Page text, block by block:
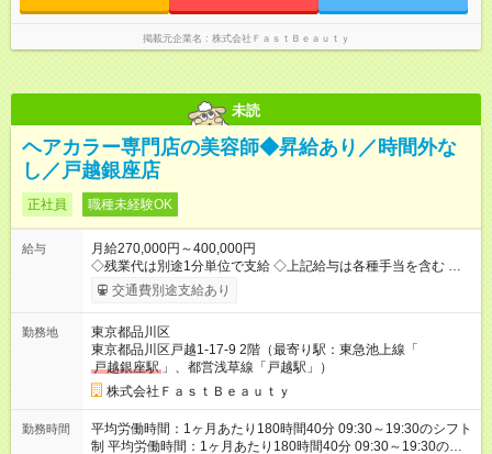
掲載元企業名 株式会社ＦａｓｔＢｅａｕｔｙ
未読
ヘアカラー専門店の美容師◆昇給あり／時間外な
し／戸越銀座店
正社員 職種未経験OK
給与
月給270,000円～400,000円
◇残業代は別途1分単位で支給 ◇上記給与は各種手当を含む ◇毎
月インセンティブポイント付与 ・店舗売上や入客人数などに応
じてインセンティブポイントを付与 ・ポイントは6ヶ月に一度引
長手当（月30，000円～）あり 研修期間6ヶ月間は以下給与のみ
変更あり 月給242，700円 ※給与に関しては2025年度の最低賃
金を反映済み ※各都道府県の施行月より適応、入社時期によっ
ては変動の可能性あり 詳細は、採用担当へお問い合わせくださ
い 【試用期間】試用期間なし
交通費別途支給あり
勤務地
東京都品川区
東京都品川区戸越1-17-9 2階（最寄り駅：東急池上線「
戸越銀座駅 」、都営浅草線「戸越駅」）
株式会社ＦａｓｔＢｅａｕｔｙ
勤務時間
平均労働時間：1ヶ月あたり180時間40分 09:30～19:30のシフト
制 平均労働時間：1ヶ月あたり180時間40分 09:30～19:30のシ